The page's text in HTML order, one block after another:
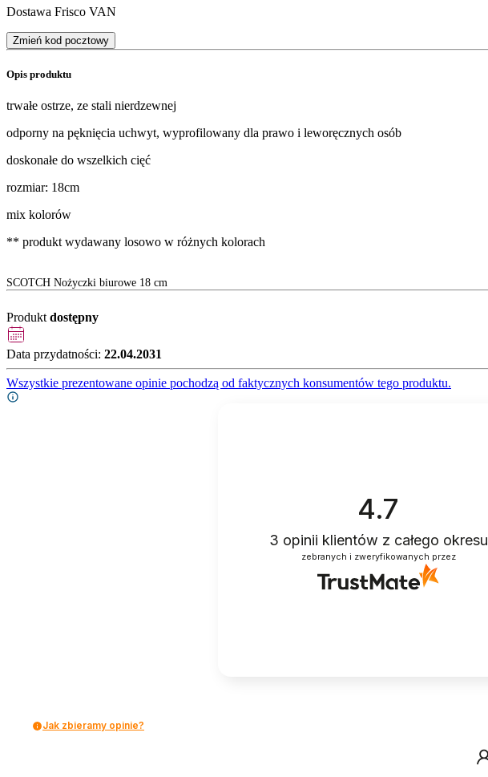
Dostawa Frisco VAN
Zmień kod pocztowy
Opis produktu
trwałe ostrze, ze stali nierdzewnej
odporny na pęknięcia uchwyt, wyprofilowany dla prawo i leworęcznych osób
doskonałe do wszelkich cięć
rozmiar: 18cm
mix kolorów
** produkt wydawany losowo w różnych kolorach
SCOTCH Nożyczki biurowe 18 cm
Produkt dostępny
Data przydatności: 22.04.2031
Wszystkie prezentowane opinie pochodzą od faktycznych konsumentów tego produktu.
4.7
3 opinii klientów z całego okresu
zebranych i zweryfikowanych przez
Jak zbieramy opinie?